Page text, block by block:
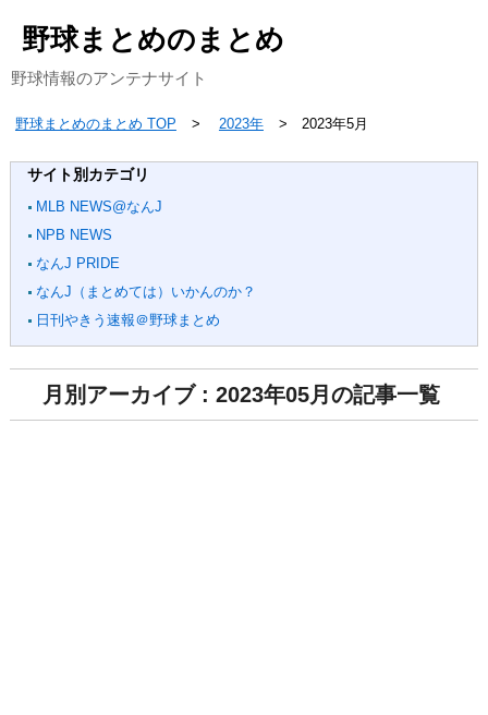
野球まとめのまとめ
野球情報のアンテナサイト
野球まとめのまとめ TOP 2023年 2023年5月
サイト別カテゴリ
MLB NEWS@なんJ
NPB NEWS
なんJ PRIDE
なんJ（まとめては）いかんのか？
日刊やきう速報＠野球まとめ
月別アーカイブ : 2023年05月の記事一覧